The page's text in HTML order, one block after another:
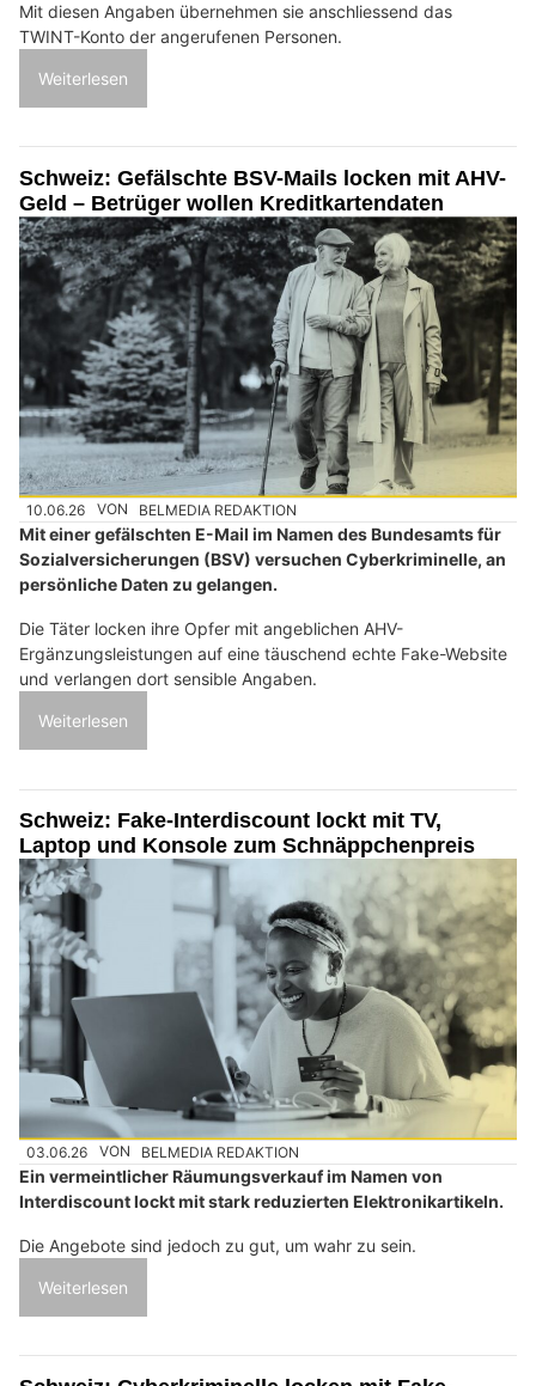
Mit diesen Angaben übernehmen sie anschliessend das
TWINT-Konto der angerufenen Personen.
Weiterlesen
Schweiz: Gefälschte BSV-Mails locken mit AHV-
Geld – Betrüger wollen Kreditkartendaten
10.06.26 VON BELMEDIA REDAKTION
Mit einer gefälschten E-Mail im Namen des Bundesamts für
Sozialversicherungen (BSV) versuchen Cyberkriminelle, an
persönliche Daten zu gelangen.
Die Täter locken ihre Opfer mit angeblichen AHV-
Ergänzungsleistungen auf eine täuschend echte Fake-Website
und verlangen dort sensible Angaben.
Weiterlesen
Schweiz: Fake-Interdiscount lockt mit TV,
Laptop und Konsole zum Schnäppchenpreis
03.06.26 VON BELMEDIA REDAKTION
Ein vermeintlicher Räumungsverkauf im Namen von
Interdiscount lockt mit stark reduzierten Elektronikartikeln.
Die Angebote sind jedoch zu gut, um wahr zu sein.
Weiterlesen